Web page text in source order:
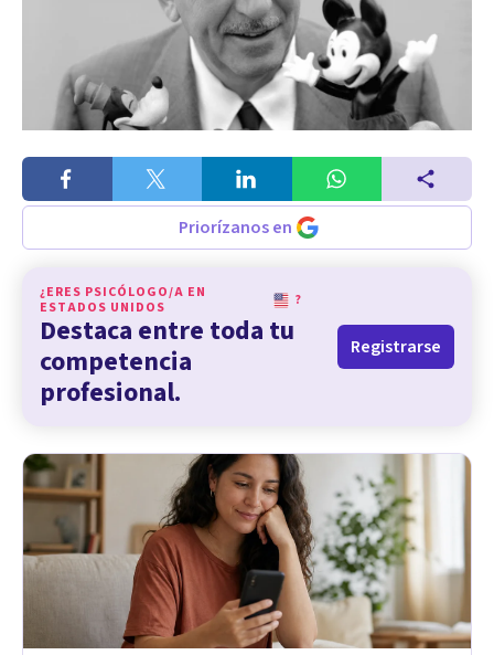
Priorízanos en
¿ERES PSICÓLOGO/A EN
ESTADOS UNIDOS
?
Destaca entre toda tu
competencia
profesional.
Registrarse